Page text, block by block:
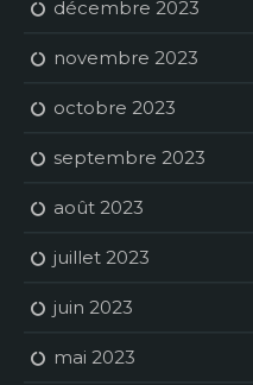
décembre 2023
novembre 2023
octobre 2023
septembre 2023
août 2023
juillet 2023
juin 2023
mai 2023